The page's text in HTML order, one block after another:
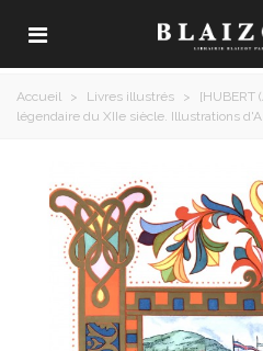
Accueil > Livres illustrés >
[HUBERT
légendaire du XIIe siècle. Illustrations